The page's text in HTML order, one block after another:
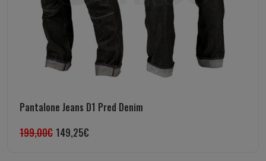
Pantalone Jeans D1 Pred Denim
199,00€ 149,25€